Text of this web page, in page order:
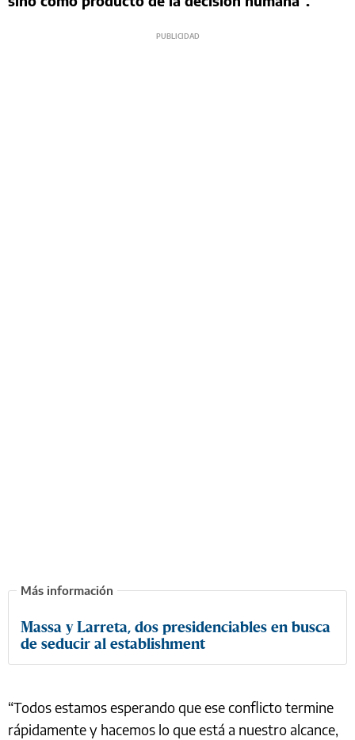
Massa y Larreta, dos presidenciables en busca
de seducir al establishment
“Todos estamos esperando que ese conflicto termine
rápidamente y hacemos lo que está a nuestro alcance,